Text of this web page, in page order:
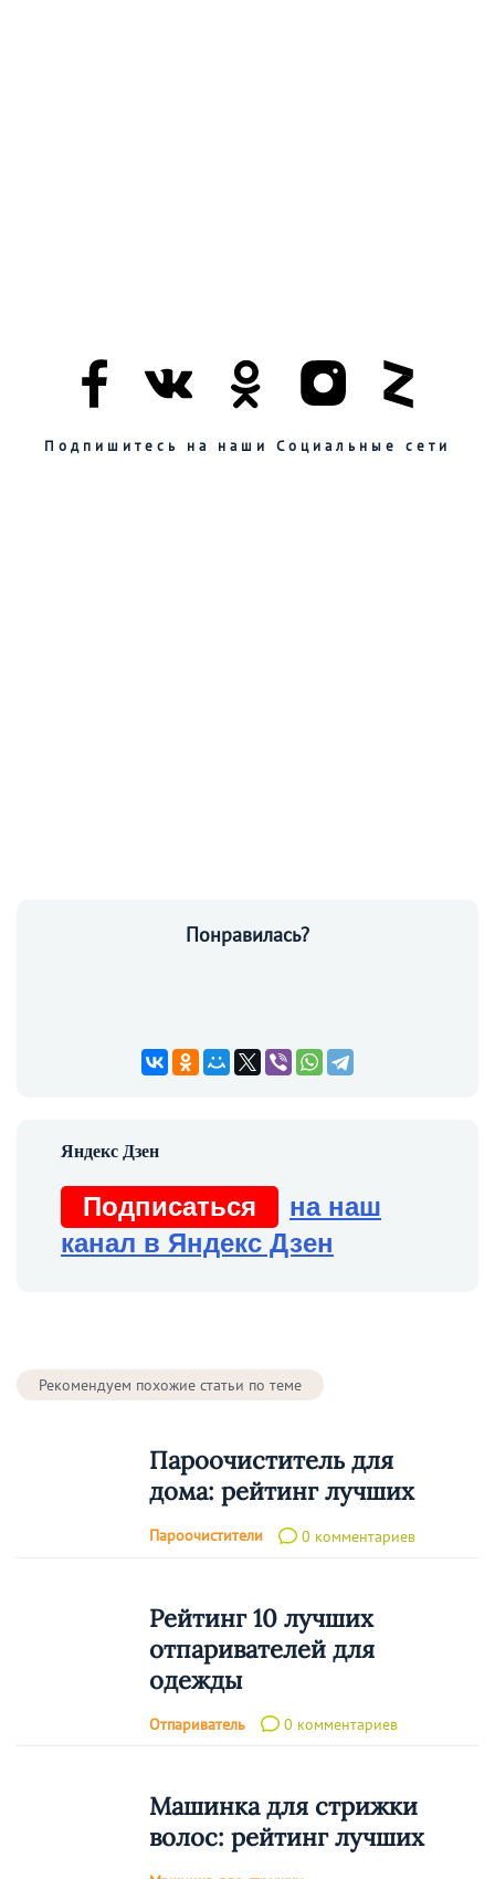
Подпишитесь на наши Социальные сети
Понравилась?
Подписаться
на наш
канал в Яндекс Дзен
Рекомендуем похожие статьи по теме
Пароочиститель для
дома: рейтинг лучших
Пароочистители 0 комментариев
Рейтинг 10 лучших
отпаривателей для
одежды
Отпариватель 0 комментариев
Машинка для стрижки
волос: рейтинг лучших